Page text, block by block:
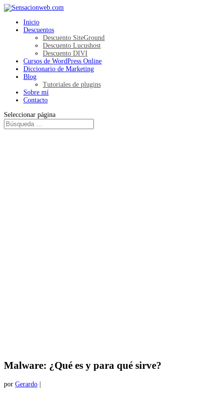
Inicio
Descuentos
Descuento SiteGround
Descuento Lucushost
Descuento DIVI
Cursos de WordPress Online
Diccionario de Marketing
Blog
Tutoriales de plugins
Sobre mí
Contacto
Seleccionar página
Malware: ¿Qué es y para qué sirve?
por Gerardo